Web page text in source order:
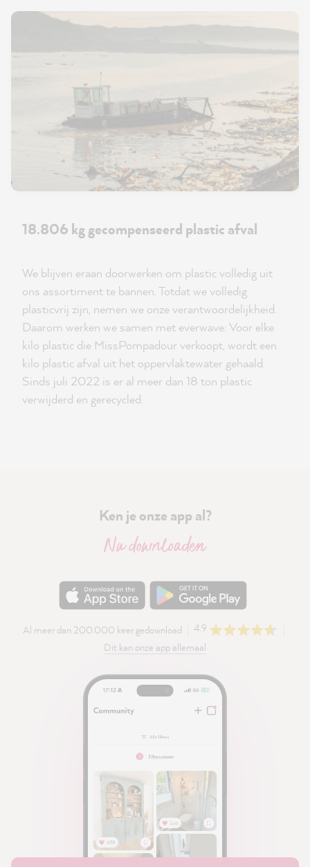
18.806 kg gecompenseerd plastic afval
We blijven eraan doorwerken om plastic volledig uit
ons assortiment te bannen. Totdat we volledig
plasticvrij zijn, nemen we onze verantwoordelijkheid.
Daarom werken we samen met everwave: Voor elke
kilo plastic die MissPompadour verkoopt, wordt een
kilo plastic afval uit het oppervlaktewater gehaald.
Sinds juli 2022 is er al meer dan 18 ton plastic
verwijderd en gerecycled.
Ken je onze app al?
Nu downloaden
Al meer dan 200.000 keer gedownload
4.9
Dit kan onze app allemaal